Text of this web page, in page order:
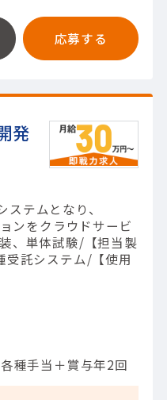
応募する
発
ステムとなり、
ンをクラウドサービ
、単体試験/【担当製
受託システム/【使用
種手当＋賞与年2回